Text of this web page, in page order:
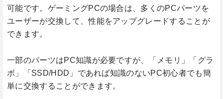
可能です。ゲーミングPCの場合は、多くのPCパーツを
ユーザーが交換して、性能をアップグレードすることが
できます。
一部のパーツはPC知識が必要ですが、「メモリ」「グラ
ボ」「SSD/HDD」であれば知識のないPC初心者でも簡
単に交換することができます。